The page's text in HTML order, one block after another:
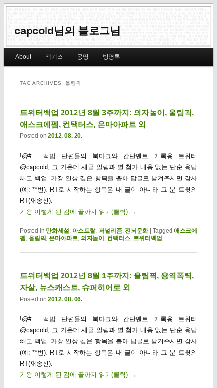
capcold님의 블로그님
Skip to primary content
Skip to secondary content
About 엑기스 몽땅 방명록
TAG ARCHIVES: 올림픽
트위터백업 2012년 8월 3주까지: 의자놀이, 올림픽,
애스크에펨, 컨택터스, 은마아파트 외
Posted on 2012. 08. 20.
!@#… 떡밥 단편들의 북마크와 간단멘트 기록용 트위터
@capcold, 그 가운데 새글 알림과 별 첨가 내용 없는 단순 응답
빼고 백업. 가장 인상 깊은 항목을 뽑아 답글로 남겨주시면 감사
(예: **번). RT로 시작하는 항목은 내 글이 아니라 그 분 트윗의
RT(재송신).
기왕 이렇게 된 김에 끝까지 읽기(클릭) →
Posted in 만화세설 아스트랄, 저널리즘, 전뇌문화 |Tagged 애스크에
펨 올림픽 은마아파트 의자놀이 컨택터스, 트위터백업
트위터백업 2012년 8월 1주까지: 올림픽, 용역폭력,
자살, 뉴스캐스트, 슈퍼히어로 외
Posted on 2012. 08. 06.
!@#… 떡밥 단편들의 북마크와 간단멘트 기록용 트위터
@capcold, 그 가운데 새글 알림과 별 첨가 내용 없는 단순 응답
빼고 백업. 가장 인상 깊은 항목을 뽑아 답글로 남겨주시면 감사
(예: **번). RT로 시작하는 항목은 내 글이 아니라 그 분 트윗의
RT(재송신).
기왕 이렇게 된 김에 끝까지 읽기(클릭) →